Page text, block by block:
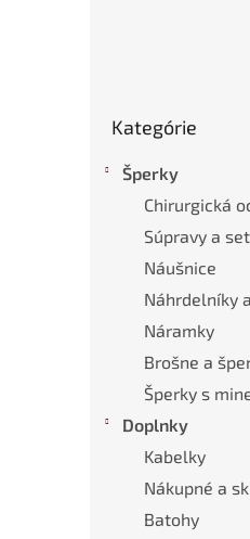
kategórie
Kategórie
Šperky
Chirurgická
Súpravy a
Náušnice
Náhrdelníky
Náramky
Brošne a
Šperky s
Doplnky
Kabelky
Nákupné a
Batohy